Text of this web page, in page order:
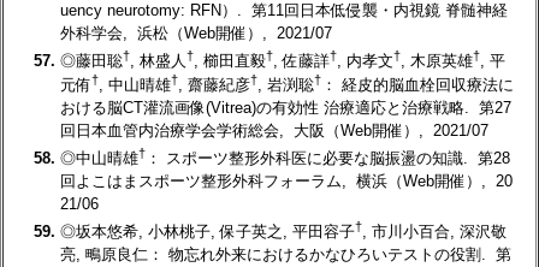
uency neurotomy: RFN）. 第11回日本低侵襲・内視鏡 脊髄神経
外科学会, 浜松（Web開催）, 2021/07
57. ◎藤田聡†, 林盛人†, 櫛田直毅†, 佐藤詳†, 内孝文†, 木原英雄†, 平
元侑† , 中山晴雄† , 齋藤紀彦† , 岩渕聡† ： 経皮的脳血栓回収療法に
おける脳CT灌流画像(Vitrea)の有効性 治療適応と治療戦略. 第27
回日本血管内治療学会学術総会, 大阪（Web開催）, 2021/07
58. ◎中山晴雄† ： スポーツ整形外科医に必要な脳振盪の知識. 第28
回よこはまスポーツ整形外科フォーラム, 横浜（Web開催）, 20
21/06
59. ◎坂本悠希, 小林桃子, 保子英之, 平田容子†, 市川小百合, 深沢敬
亮, 鴫原良仁： 物忘れ外来におけるかなひろいテストの役割. 第